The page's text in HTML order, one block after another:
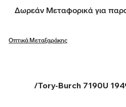
Δωρεάν Μεταφορικά για
Οπτικά Μεταξαράκης
/Tory-Burch 7190U